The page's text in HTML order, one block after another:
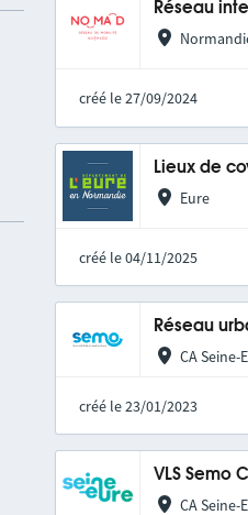
Réseau
créé le 27/09/2024
Lieux de
Eure
créé le 04/11/2025
Réseau
CA Seine-
créé le 23/01/2023
VLS Semo
CA Seine-